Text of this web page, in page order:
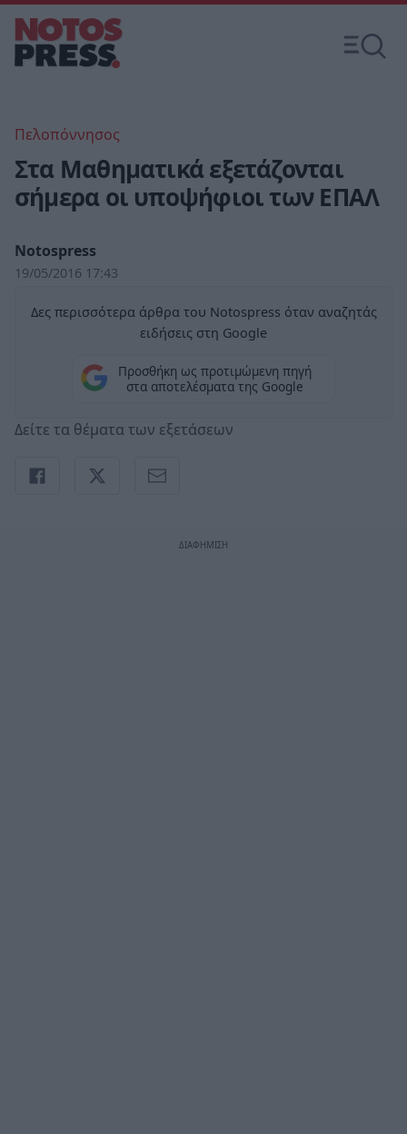
Πελοπόννησος
Στα Μαθηματικά εξετάζονται
σήμερα οι υποψήφιοι των ΕΠΑΛ
Notospress
19/05/2016 17:43
Δες περισσότερα άρθρα του Notospress όταν αναζητάς
ειδήσεις στη Google
Προσθήκη ως προτιμώμενη πηγή
στα αποτελέσματα της Google
Δείτε τα θέματα των εξετάσεων